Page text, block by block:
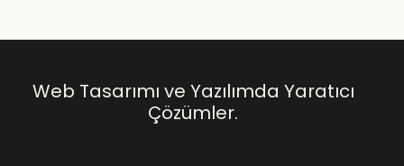
Web Tasarımı ve Yazılımda Yaratıcı
Çözümler.